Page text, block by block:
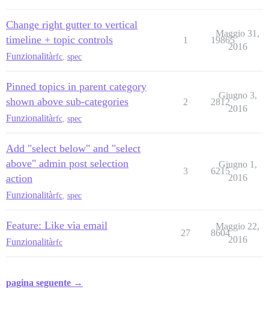
Change right gutter to vertical
timeline + topic controls
Funzionalitàrfc spec
1 19865
Maggio 31,
2016
Pinned topics in parent category
shown above sub-categories
Funzionalitàrfc spec
2 2812
Giugno 3,
2016
Add "select below" and "select
above" admin post selection
action
Funzionalitàrfc spec
3 6215
Giugno 1,
2016
Feature: Like via email
Funzionalitàrfc
27 8604
Maggio 22,
2016
pagina seguente →